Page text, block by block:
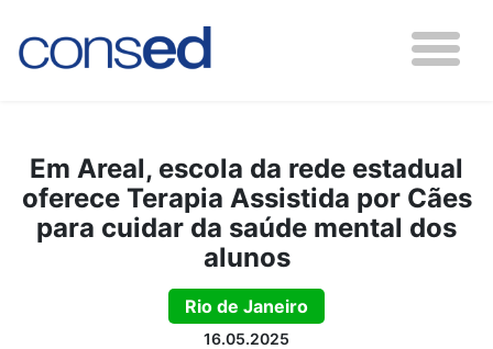
Em Areal, escola da rede estadual
oferece Terapia Assistida por Cães
para cuidar da saúde mental dos
alunos
Rio de Janeiro
16.05.2025